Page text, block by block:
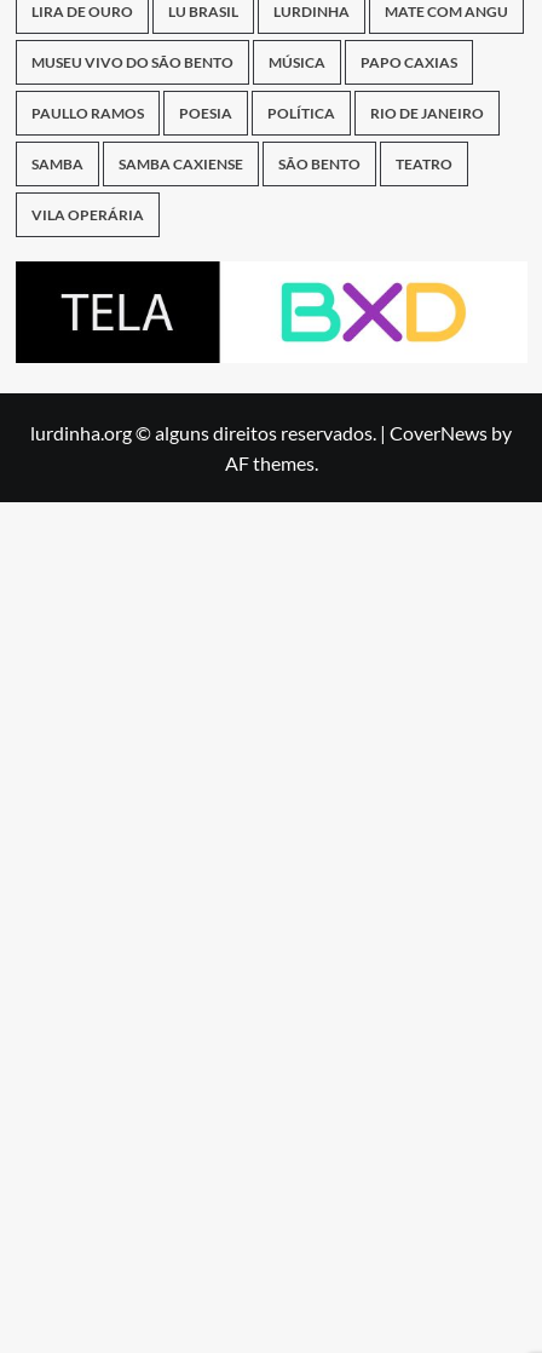
LIRA DE OURO LU BRASIL LURDINHA MATE COM ANGU
MUSEU VIVO DO SÃO BENTO MÚSICA PAPO CAXIAS
PAULLO RAMOS POESIA POLÍTICA RIO DE JANEIRO
SAMBA SAMBA CAXIENSE SÃO BENTO TEATRO
VILA OPERÁRIA
lurdinha.org © alguns direitos reservados. | CoverNews by
AF themes.